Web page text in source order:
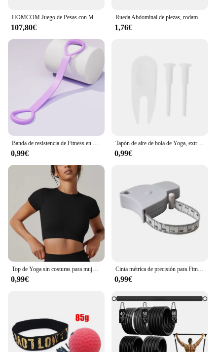
HOMCOM Juego de Pesas con Mancuernas y Barra Pesos Ajustables 2en1 con Discos para Entrenamiento Fitness en Hogar Gimnasio Negro
107,80€
Rueda Abdominal de piezas, rodamiento de carga fuerte, rodillo antideslizante, equipo de ejercicio muscular, entrenamiento físico, uso doméstico, silencioso, 1 unidad
1,76€
Banda de resistencia de Fitness en forma de 8, banda elástica de entrenamiento deportivo, cuerda de tracción de goma para Fitness en casa, entrenamiento de Yoga, ejercicio, equipo de gimnasio
0,99€
Tapón de aire de bola de Yoga, extractor de enchufe de aire, bocina de caballo, tapones de válvula
0,99€
0,99€
Cinta métrica de precisión para Fitness, medidor de grasa corporal retráctil para pérdida de peso, accesorios de regla, 1 unidad
0,99€